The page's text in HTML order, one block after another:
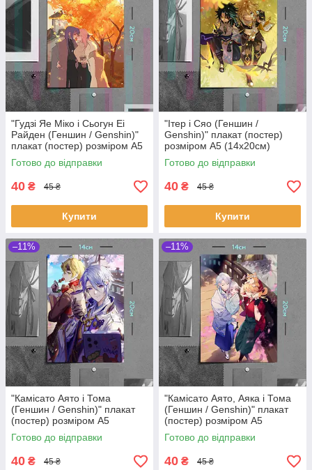
"Гудзі Яе Міко і Сьогун Еі
Райден (Геншин / Genshin)"
плакат (постер) розміром А5
(14х20см)
Готово до відправки
40 ₴ 45 ₴
Купити
"Iтер і Сяо (Геншин /
Genshin)" плакат (постер)
розміром А5 (14х20см)
Готово до відправки
40 ₴ 45 ₴
Купити
–11%
"Камісато Аято і Тома
(Геншин / Genshin)" плакат
(постер) розміром А5
(14х20см)
Готово до відправки
40 ₴ 45 ₴
–11%
"Камісато Аято, Аяка і Тома
(Геншин / Genshin)" плакат
(постер) розміром А5
(14х20см)
Готово до відправки
40 ₴ 45 ₴